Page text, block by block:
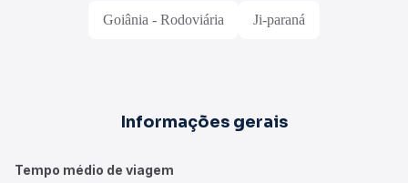
Goiânia - Rodoviária Ji-paraná
Informações gerais
Tempo médio de viagem